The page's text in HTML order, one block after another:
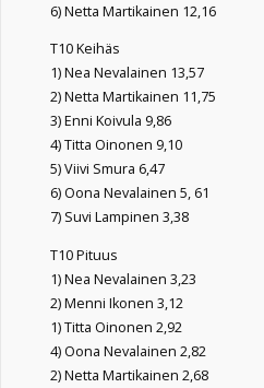
6) Netta Martikainen 12,16
T10 Keihäs
1) Nea Nevalainen 13,57
2) Netta Martikainen 11,75
3) Enni Koivula 9,86
4) Titta Oinonen 9,10
5) Viivi Smura 6,47
6) Oona Nevalainen 5, 61
7) Suvi Lampinen 3,38
T10 Pituus
1) Nea Nevalainen 3,23
2) Menni Ikonen 3,12
1) Titta Oinonen 2,92
4) Oona Nevalainen 2,82
2) Netta Martikainen 2,68